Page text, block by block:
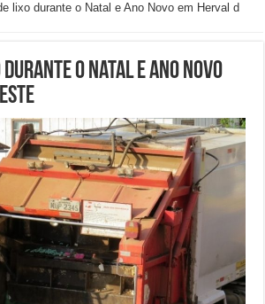
lixo durante o Natal e Ano Novo em Herval d
o Natal e Ano Novo